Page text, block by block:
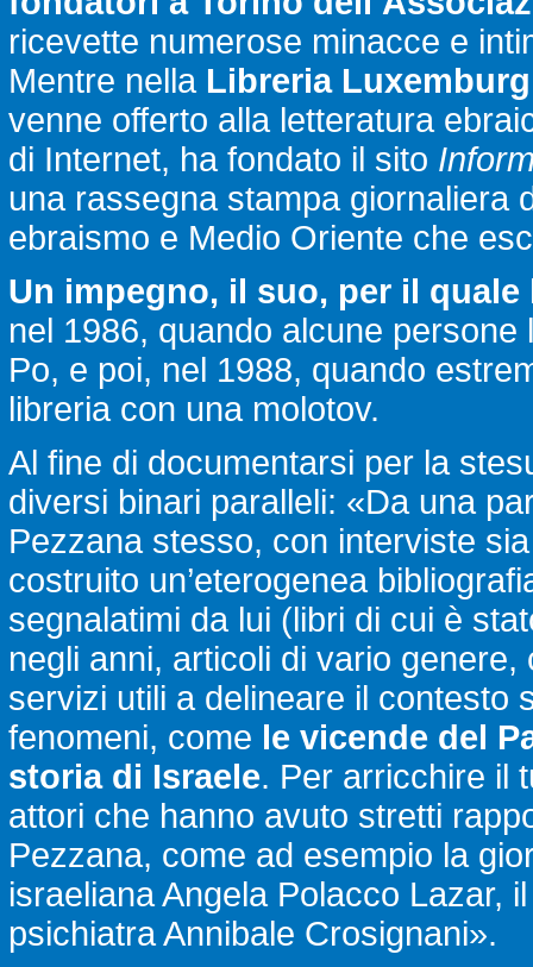
ricevette numerose minacce e
Mentre nellaLibreria Luxemburg
venne offerto alla letteratura
di Internet, ha fondato il sito
una rassegna stampa giornaliera
ebraismo e Medio Oriente che
Un impegno, il suo, per il
nel 1986, quando alcune
Po, e poi, nel 1988, quando
libreria con una molotov.
Al fine di documentarsi per la
diversi binari paralleli: «Da una
Pezzana stesso, con interviste
costruito un’eterogenea
segnalatimi da lui (libri di cui è
negli anni, articoli di vario
servizi utili a delineare il contesto
fenomeni, come le vicende del
storia di Israele. Per arricchire il
attori che hanno avuto stretti
Pezzana, come ad esempio la
israeliana Angela Polacco Lazar,
psichiatra Annibale Crosignani».